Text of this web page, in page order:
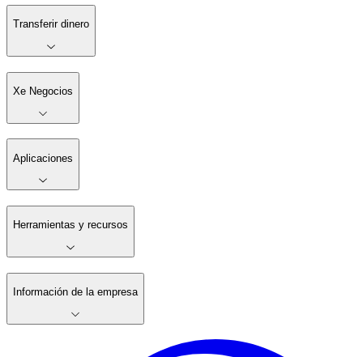
Transferir dinero
Xe Negocios
Aplicaciones
Herramientas y recursos
Información de la empresa